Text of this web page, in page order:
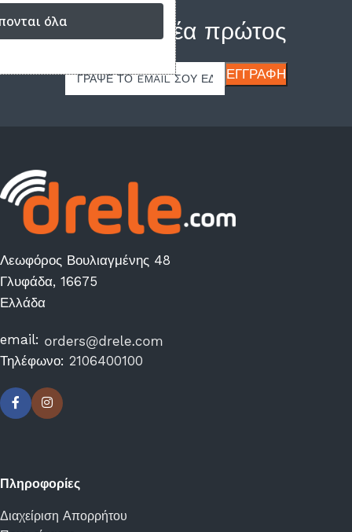
Μάθε τα νέα πρώτος
Λεωφόρος Βουλιαγμένης 48
Γλυφάδα, 16675
Ελλάδα
email:
Τηλέφωνο: 2106400100
Πληροφορίες
Διαχείριση Απορρήτου
όλα